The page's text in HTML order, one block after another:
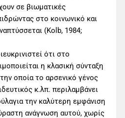
σε βιωματικές
στο κοινωνικό και
(Kolb, 1984;
ότι στο
η κλασική σύνταξη
οποία το αρσενικό γένος
κ.λπ. περιλαμβάνει
την καλύτερη εμφάνιση
ανάγνωση αυτού, χωρίς